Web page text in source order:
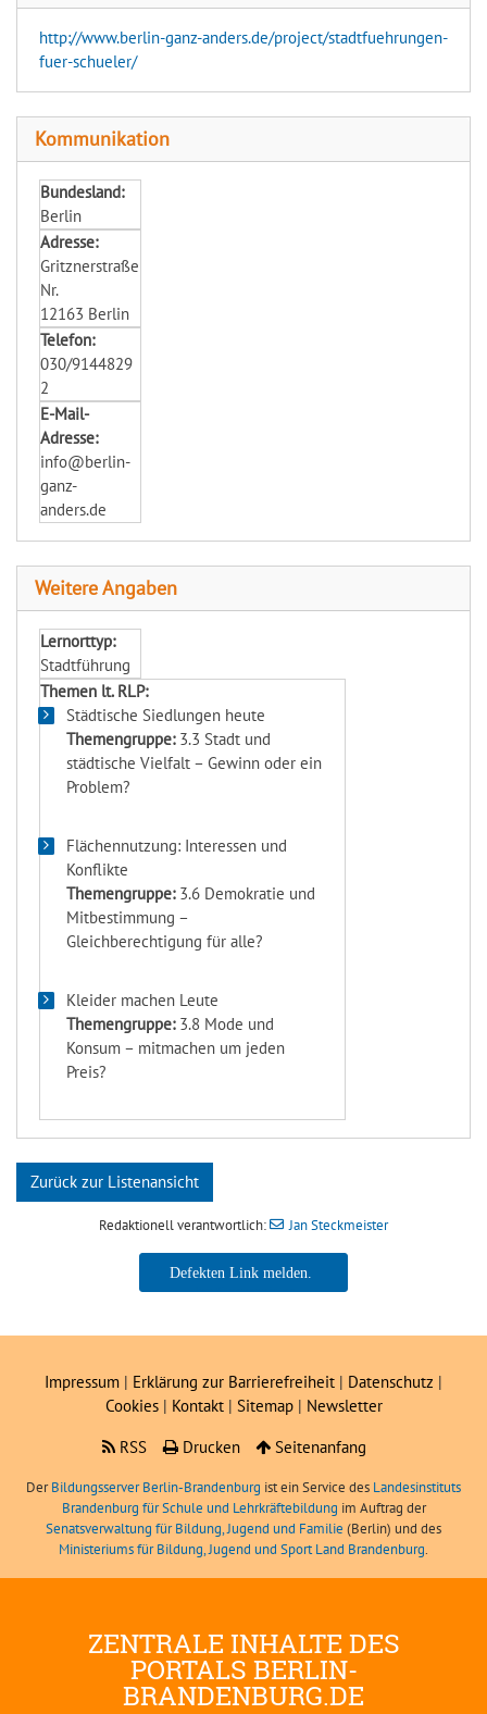
http://www.berlin-ganz-anders.de/project/stadtfuehrungen-
fuer-schueler/
Kommunikation
Bundesland:
Berlin
Adresse:
Gritznerstraße
Nr.
12163 Berlin
Telefon:
030/9144829
2
E-Mail-
Adresse:
info@berlin-
ganz-
anders.de
Weitere Angaben
Lernorttyp:
Stadtführung
Themen lt. RLP:
Städtische Siedlungen heute
Themengruppe: 3.3 Stadt und
städtische Vielfalt – Gewinn oder ein
Problem?
Flächennutzung: Interessen und
Konflikte
Themengruppe: 3.6 Demokratie und
Mitbestimmung –
Gleichberechtigung für alle?
Kleider machen Leute
Themengruppe: 3.8 Mode und
Konsum – mitmachen um jeden
Preis?
Zurück zur Listenansicht
Redaktionell verantwortlich: Jan Steckmeister
Jan Steckmeister
Impressum | Erklärung zur Barrierefreiheit | Datenschutz |
Cookies| Kontakt | Sitemap| Newsletter
RSS
Drucken Seitenanfang
DerBildungsserver Berlin-Brandenburg ist ein Service des Landesinstituts
Brandenburg für Schule und Lehrkräftebildung im Auftrag der
Senatsverwaltung für Bildung, Jugend und Familie (Berlin) und des
Ministeriums für Bildung, Jugend und Sport Land Brandenburg.
ZENTRALE INHALTE DES
PORTALS BERLIN-
BRANDENBURG.DE